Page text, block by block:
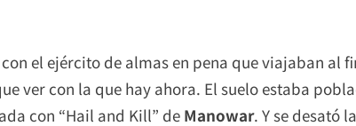
el ejército de almas en pena que viajaban al
ver con la que hay ahora. El suelo estaba
con “Hail and Kill” de Manowar. Y se desató